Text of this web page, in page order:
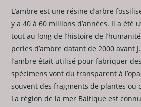
L’ambre est une résine d’arbre
y a 40 à 60 millions d’années. Il a été
tout au long de l’histoire de
perles d’ambre datant de 2000 avant
l’ambre était utilisé pour fabriquer
spécimens vont du transparent à
souvent des fragments de plantes ou
La région de la mer Baltique est